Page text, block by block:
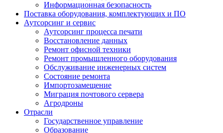
Информационная безопасность
Поставка оборудования, комплектующих и ПО
Аутсорсинг и сервис
Аутсорсинг процесса печати
Восстановление данных
Ремонт офисной техники
Ремонт промышленного оборудования
Обслуживание инженерных систем
Состояние ремонта
Импортозамещение
Миграция почтового сервера
Агродроны
Отрасли
Государственное управление
Образование